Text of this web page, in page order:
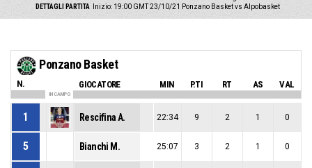
DETTAGLI PARTITA
Inizio: 19:00 GMT 23/10/21 Ponzano Basket vs Alpobasket
Ponzano Basket
N. GIOCATORE MIN P.TI RT AS VAL
IN CAMPO
1 Rescifina A. 22:34 9 2 1 0
5 Bianchi M. 25:07 3 2 1 0